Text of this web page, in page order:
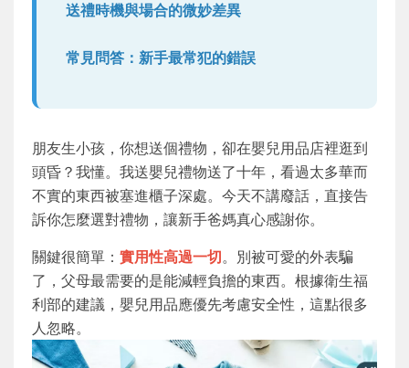
送禮時機與場合的微妙差異
常見問答：新手最常犯的錯誤
朋友生小孩，你想送個禮物，卻在嬰兒用品店裡逛到
頭昏？我懂。我送嬰兒禮物送了十年，看過太多華而
不實的東西被塞進櫃子深處。今天不講廢話，直接告
訴你怎麼選對禮物，讓新手爸媽真心感謝你。
關鍵很簡單： 實用性高過一切。別被可愛的外表騙
了，父母最需要的是能減輕負擔的東西。根據衛生福
利部的建議，嬰兒用品應優先考慮安全性，這點很多
人忽略。